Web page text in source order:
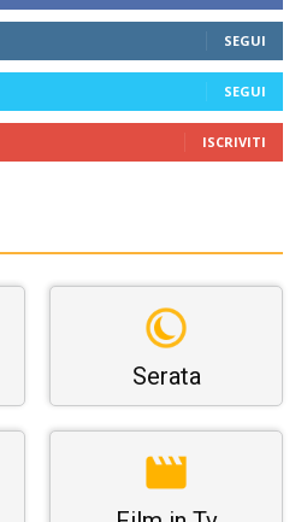
SEGUI
SEGUI
ISCRIVITI
Serata